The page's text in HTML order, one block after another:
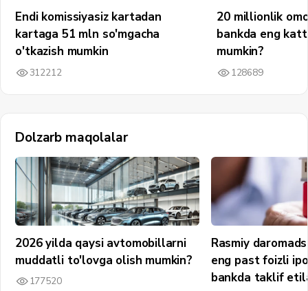
Endi komissiyasiz kartadan
kartaga 51 mln so'mgacha
o'tkazish mumkin
312212
20 millionlik
bankda eng
mumkin?
128689
Dolzarb maqolalar
2026 yilda qaysi avtomobillarni
muddatli to'lovga olish mumkin?
177520
Rasmiy
eng past foizli
bankda taklif